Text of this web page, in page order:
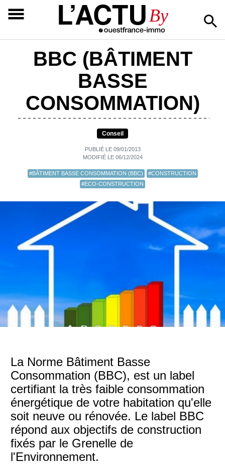
L’ACTUBy
BBC (BÂTIMENT
BASSE
CONSOMMATION)
Conseil
PUBLIÉ LE 09/01/2013
MODIFIÉ LE 06/12/2024
#BÂTIMENT BASSE CONSOMMATION (BBC)
#CONSTRUCTION
#ECO-CONSTRUCTION
La Norme Bâtiment Basse
Consommation (BBC), est un label
certifiant la très faible consommation
énergétique de votre habitation qu'elle
soit neuve ou rénovée. Le label BBC
répond aux objectifs de construction
fixés par le Grenelle de
l'Environnement.